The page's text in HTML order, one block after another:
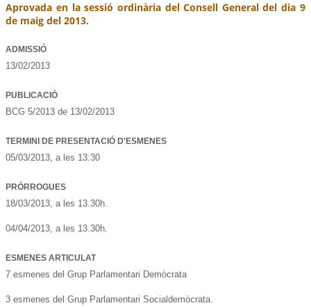
Aprovada en la sessió ordinària del Consell General del dia 9
de maig del 2013.
ADMISSIÓ
13/02/2013
PUBLICACIÓ
BCG 5/2013 de 13/02/2013
TERMINI DE PRESENTACIÓ D'ESMENES
05/03/2013, a les 13:30
PRÓRROGUES
18/03/2013, a les 13.30h.
04/04/2013, a les 13.30h.
ESMENES ARTICULAT
7 esmenes del Grup Parlamentari Demòcrata
3 esmenes del Grup Parlamentari Socialdemòcrata.